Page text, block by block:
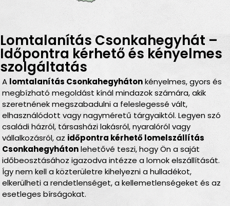
Lomtalanítás Csonkahegyhát –
Időpontra kérhető és kényelmes
szolgáltatás
A lomtalanítás Csonkahegyhátonkényelmes, gyors és
megbízható megoldást kínál mindazok számára, akik
szeretnének megszabadulni a feleslegessé vált,
elhasználódott vagy nagyméretű tárgyaiktól. Legyen szó
családi házról, társasházi lakásról, nyaralóról vagy
vállalkozásról, az időpontra kérhető lomelszállítás
Csonkahegyhátonlehetővé teszi, hogy Ön a saját
időbeosztásához igazodva intézze a lomok elszállítását.
Így nem kell a közterületre kihelyezni a hulladékot,
elkerülheti a rendetlenséget, a kellemetlenségeket és az
esetleges bírságokat.